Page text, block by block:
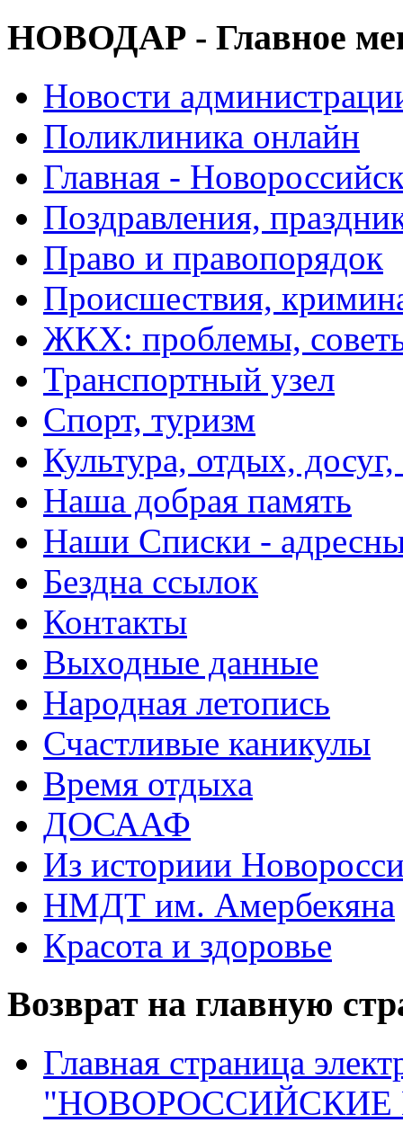
НОВОДАР - Главное
Новости
Поликлиника онлайн
Главная -
Поздравления,
Право и правопорядок
Происшествия,
ЖКХ: проблемы,
Транспортный узел
Спорт, туризм
Культура, отдых,
Наша добрая память
Наши Списки -
Бездна ссылок
Контакты
Выходные данные
Народная летопись
Счастливые каникулы
Время отдыха
ДОСААФ
Из историии
НМДТ им. Амербекяна
Красота и здоровье
Возврат на главную
Главная страница
"НОВОРОССИЙСКИЕ